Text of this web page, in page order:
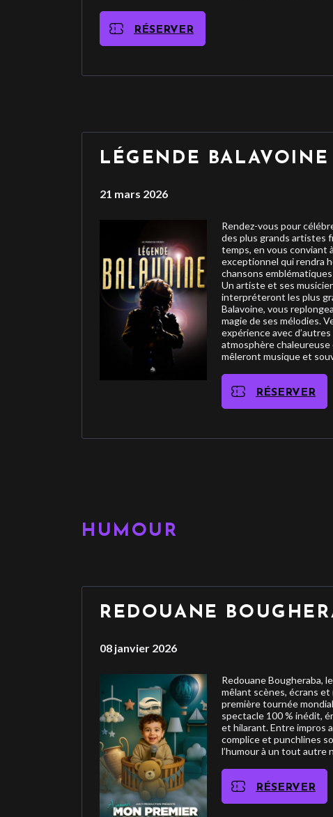
RÉSERVER
LÉGENDE BALAVOINE
21 mars 2026
Rendez-vous pour
des plus grands artistes
temps, en vous conviant
exceptionnel qui rendra
chansons
Un artiste et ses
interpréteront les plus
Balavoine, vous
magie de ses mélodies.
expérience avec
atmosphère chaleureuse
mêleront musique et
RÉSERVER
HUMOUR
REDOUANE
08 janvier 2026
Redouane Bougheraba,
mêlant scènes, écrans et
première tournée
spectacle 100 % inédit,
et hilarant. Entre impros
complice et punchlines
l’humour à un tout autre
RÉSERVER